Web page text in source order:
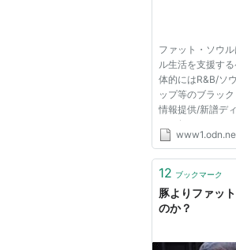
ファット・ソウ
ル生活を支援す
体的にはR&B/ソ
ップ等のブラッ
情報提供/新譜デ
ーを行っていま
ーの仕事等につい
12 ブックマーク
豚よりファッ
のか？